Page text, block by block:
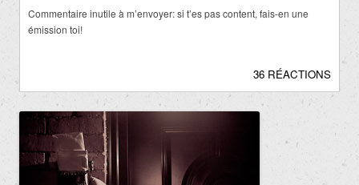
Commentaire inutile à m’envoyer: si t’es pas content, fais-en une
émission toi!
36 RÉACTIONS